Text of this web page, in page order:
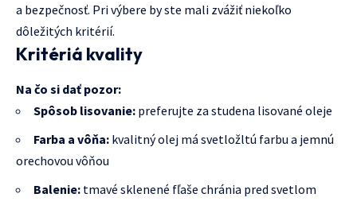
a bezpečnosť. Pri výbere by ste mali zvážiť niekoľko
dôležitých kritérií.
Kritériá kvality
Na čo si dať pozor:
Spôsob lisovanie: preferujte za studena lisované oleje
Farba a vôňa: kvalitný olej má svetložltú farbu a jemnú
orechovou vôňou
Balenie: tmavé sklenené fľaše chránia pred svetlom